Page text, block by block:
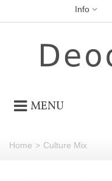
Info
MENU
Home > Culture Mix